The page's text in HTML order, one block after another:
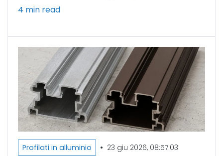
4 min read
Profilati in alluminio • 23 giu 2026, 08:57:03